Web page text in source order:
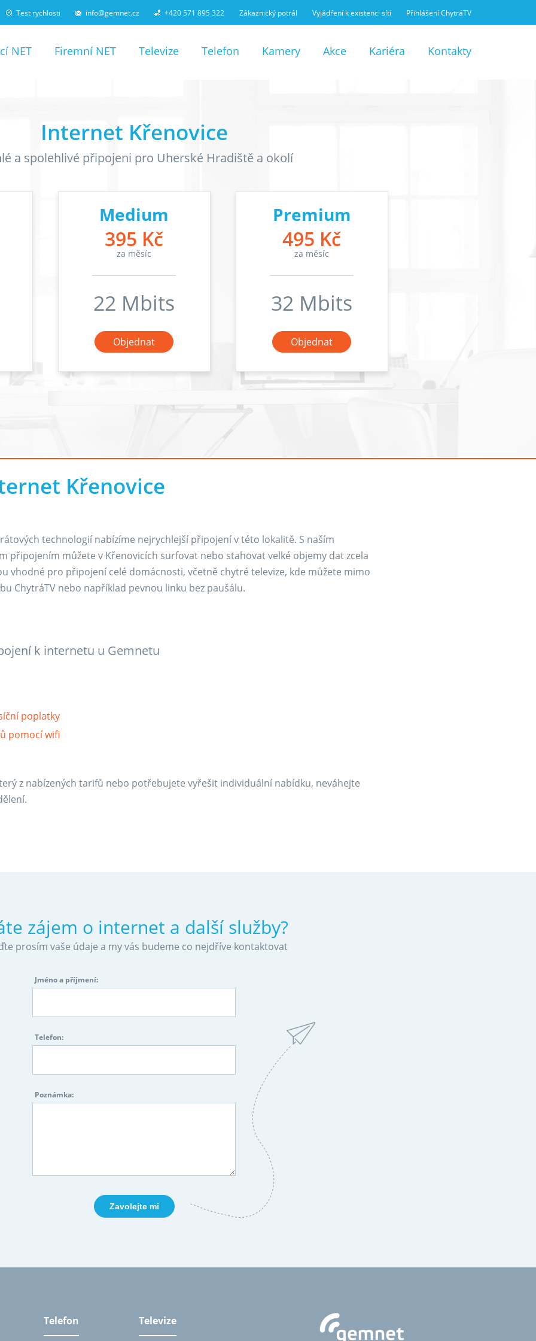
Test rychlosti info@gemnet.cz +420 571 895 322 Zákaznický potrál Vyjádření k existenci sítí Přihlášení ChytráTV
NET Firemní NET Televize Telefon Kamery Akce Kariéra Kontakty
Internet Křenovice
a spolehlivé připojeni pro Uherské Hradiště a okolí
Medium
395 Kč
za měsíc
22 Mbits
Objednat
Premium
495 Kč
za měsíc
32 Mbits
Objednat
Křenovice
technologií nabízíme nejrychlejší připojení v této lokalitě. S naším
připojením můžete v Křenovicích surfovat nebo stahovat velké objemy dat zcela
vhodné pro připojení celé domácnosti, včetně chytré televize, kde můžete mimo
ChytráTV nebo například pevnou linku bez paušálu.
k internetu u Gemnetu
poplatky
pomocí wifi
z nabízených tarifů nebo potřebujete vyřešit individuální nabídku, neváhejte
zájem o internet a další služby?
prosím vaše údaje a my vás budeme co nejdříve kontaktovat
Jméno a příjmení:
Telefon:
Poznámka:
Zavolejte mi
Telefon Televize